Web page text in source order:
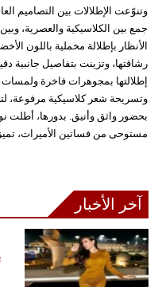
وتنوّعت الإطلالات بين التصاميم
جمع بين الكلاسيكية والعصرية،
الأنظار بإطلالة مخملية باللون
رشاقتها، وتزينت بتفاصيل جانبية
إطلالتها بمجوهرات فاخرة
وتسريحة شعر كلاسيكية مرفوعة،
بحضور واثق وأنيق. بدورها، أطلت
مستوحى من فساتين الأميرات،
آخر الأخبار